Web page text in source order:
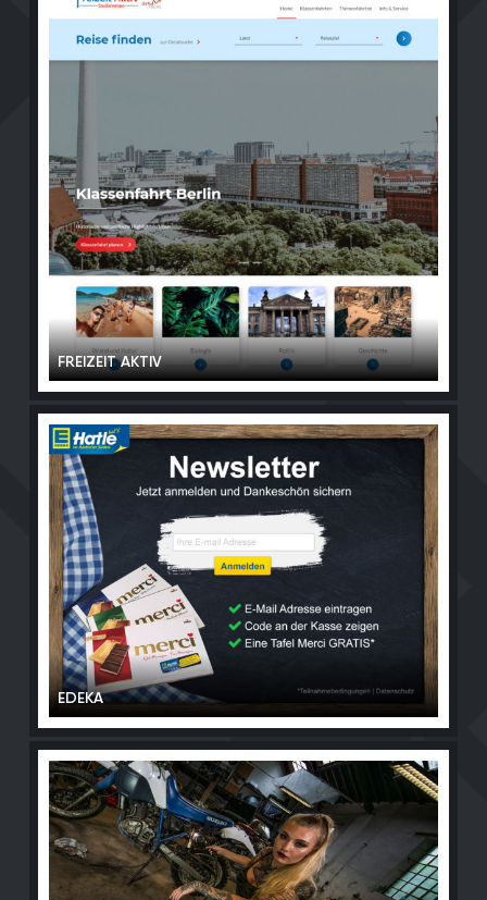
FREIZEIT AKTIV
EDEKA